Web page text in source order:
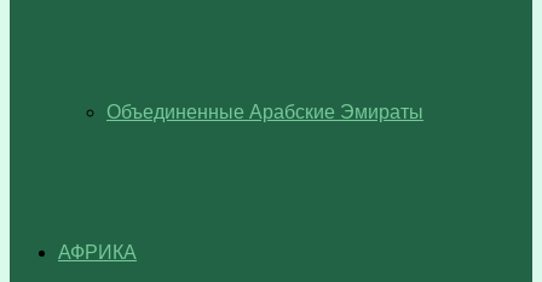
Объединенные Арабские Эмираты
АФРИКА